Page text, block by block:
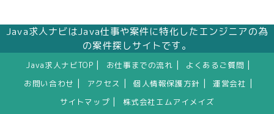
Java求人ナビはJava仕事や案件に特化したエンジニアの為
の案件探しサイトです。
Java求人ナビTOP お仕事までの流れ よくあるご質問
お問い合わせ アクセス 個人情報保護方針 運営会社
サイトマップ 株式会社エムアイメイズ